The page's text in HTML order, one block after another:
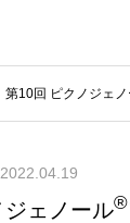
第10回 ピクノジェノール®アジ
2022.04.19
ェノール®